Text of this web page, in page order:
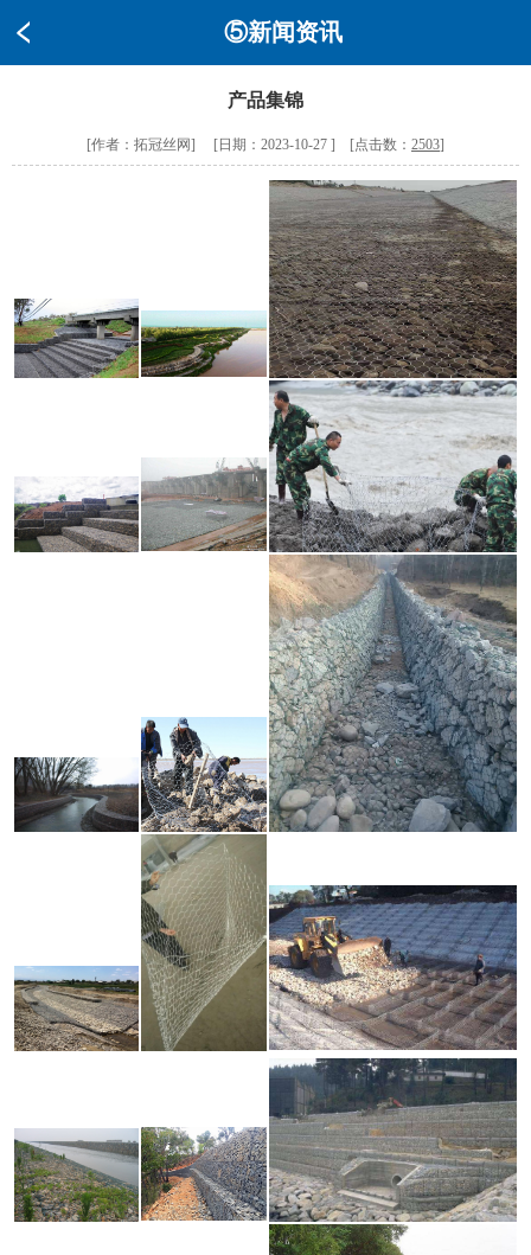
⑤新闻资讯
产品集锦
[作者：拓冠丝网] [日期：2023-10-27 ] [点击数： 2503]